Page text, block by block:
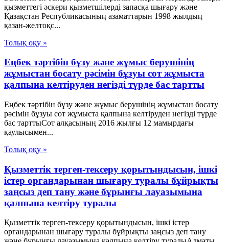
қызметтегi әскери қызметшiлердi запасқа шығару және
Қазақстан Республикасының азаматтарын 1998 жылдың
қазан-желтоқс...
Толық оқу »
Еңбек тәртібін бұзу және жұмыс берушінің
жұмыстан босату рәсімін бұзуы сот жұмыста
қалпына келтіруден негізді түрде бас тартты
Еңбек тәртібін бұзу және жұмыс берушінің жұмыстан босату
рәсімін бұзуы сот жұмыста қалпына келтіруден негізді түрде
бас тарттыСот алқасының 2016 жылғы 12 мамырдағы
қаулысымен...
Толық оқу »
Қызметтік тергеп-тексеру қорытындысын, ішкі
істер органдарынан шығару туралы бұйрықты
заңсыз деп тану және бұрынғы лауазымына
қалпына келтіру туралы
Қызметтік тергеп-тексеру қорытындысын, ішкі істер
органдарынан шығару туралы бұйрықты заңсыз деп тану